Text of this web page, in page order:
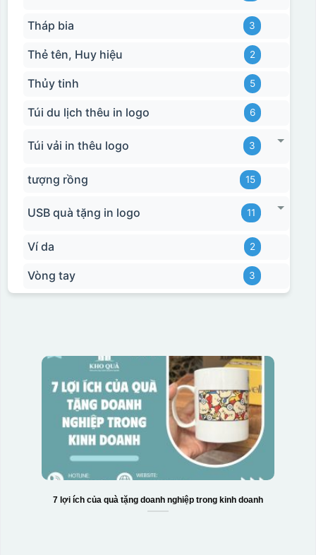
Tháp bia 3
Thẻ tên, Huy hiệu 2
Thủy tinh 5
Túi du lịch thêu in logo 6
Túi vải in thêu logo 3
tượng rồng 15
USB quà tặng in logo 11
Ví da 2
Vòng tay 3
7 lợi ích của quà tặng doanh nghiệp trong kinh doanh